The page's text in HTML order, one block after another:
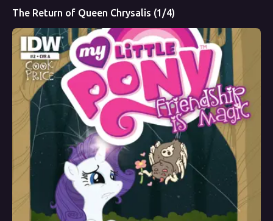
The Return of Queen Chrysalis (1/4)